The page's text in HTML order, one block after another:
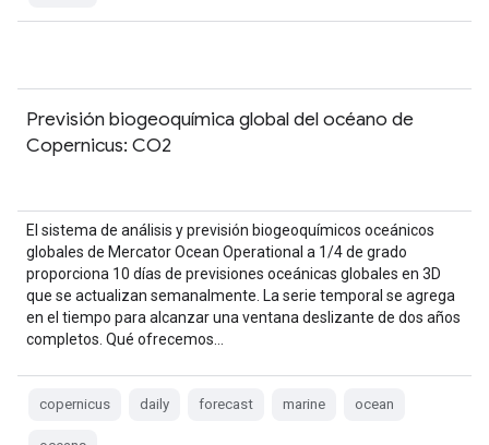
Previsión biogeoquímica global del océano de
Copernicus: CO2
El sistema de análisis y previsión biogeoquímicos oceánicos
globales de Mercator Ocean Operational a 1/4 de grado
proporciona 10 días de previsiones oceánicas globales en 3D
que se actualizan semanalmente. La serie temporal se agrega
en el tiempo para alcanzar una ventana deslizante de dos años
completos. Qué ofrecemos…
copernicus daily forecast marine ocean